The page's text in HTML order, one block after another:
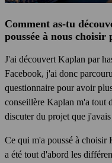
Comment as-tu
poussée à nous
J'ai découvert Kaplan par
Facebook, j'ai donc
questionnaire pour avoir
conseillère Kaplan m'a tout
discuter du projet que j'avais
Ce qui m'a poussé à choisir
a été tout d'abord les